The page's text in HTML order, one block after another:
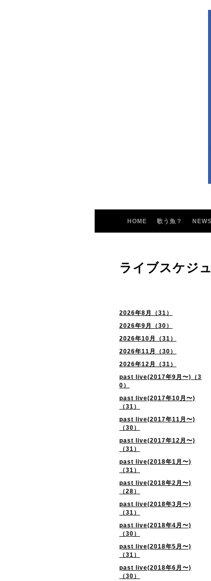
HOME 歌う魚？ NEWS
2026年8月（31）
2026年9月（30）
2026年10月（31）
2026年11月（30）
2026年12月（31）
past live(2017年9月〜)（3
0）
past live(2017年10月〜)
（31）
past live(2017年11月〜)
（30）
past live(2017年12月〜)
（31）
past live(2018年1月〜)
（31）
past live(2018年2月〜)
（28）
past live(2018年3月〜)
（31）
past live(2018年4月〜)
（30）
past live(2018年5月〜)
（31）
past live(2018年6月〜)
（30）
ライブスケジ